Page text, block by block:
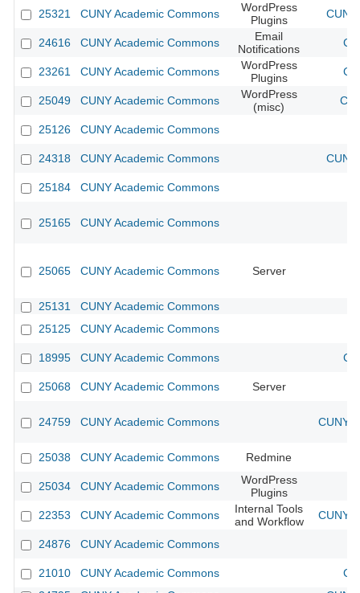
25321 CUNY Academic Commons
WordPress
Plugins
24616 CUNY Academic Commons
Email
Notifications
23261 CUNY Academic Commons
WordPress
Plugins
25049 CUNY Academic Commons
WordPress
(misc)
25126 CUNY Academic Commons
24318 CUNY Academic Commons
25184 CUNY Academic Commons
25165 CUNY Academic Commons
25065 CUNY Academic Commons Server
25131
CUNY Academic Commons
25125
CUNY Academic Commons
18995 CUNY Academic Commons
25068 CUNY Academic Commons Server
24759 CUNY Academic Commons CUNY
25038 CUNY Academic Commons Redmine
25034 CUNY Academic Commons
WordPress
Plugins
22353
CUNY Academic Commons
Internal Tools
and Workflow
CUNY
24876 CUNY Academic Commons
21010 CUNY Academic Commons